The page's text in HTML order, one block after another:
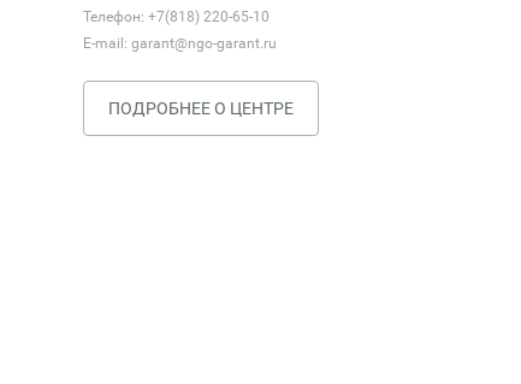
Телефон: +7(818) 220-65-10
E-mail: garant@ngo-garant.ru
ПОДРОБНЕЕ О ЦЕНТРЕ